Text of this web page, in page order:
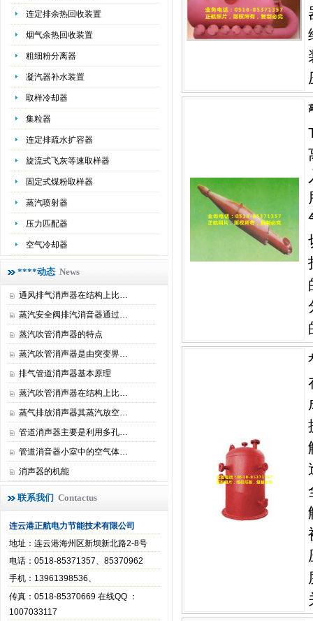
连定排余热回收装置
烟气余热回收装置
粗细粉分离器
凝汽器补水装置
取样冷却器
集粒器
连定排疏水扩容器
旋流式飞灰等速取样器
固定式煤粉取样器
蒸汽喷射器
压力匹配器
空气冷却器
****动态 News
通风排气消声器在结构上比…
蒸汽安全阀排汽消音器通过…
蒸汽吹管消声器的特点
蒸汽吹管消声器是由突变界…
排气管道消声器基本原理
蒸汽吹管消声器在结构上比…
蒸气排放消声器其蒸汽放空…
管道消声器主要是利用多孔…
管道消音器小室中的空气体…
消声器的机能
联系我们 Contactus
连云港正航电力节能技术有限公司
地址：连云港海州区新坝新北路2-8号
电话：0518-85371357、85370962
手机：13961398536、
传真：0518-85370669 在线QQ ：
1007033117